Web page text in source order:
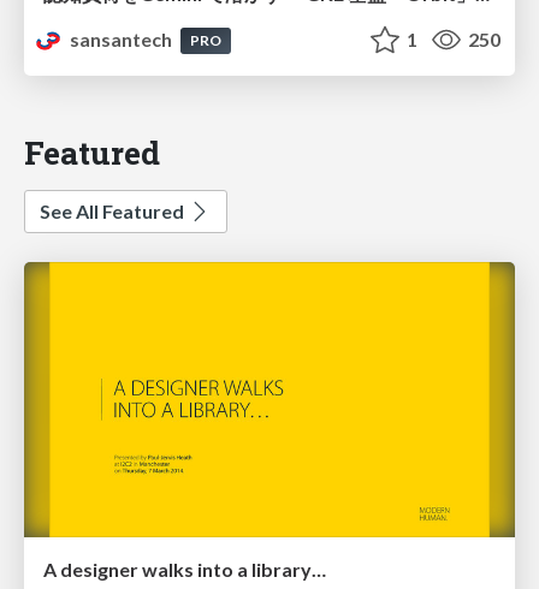
sansantech
PRO 1 250
Featured
See All Featured
A designer walks into a library…